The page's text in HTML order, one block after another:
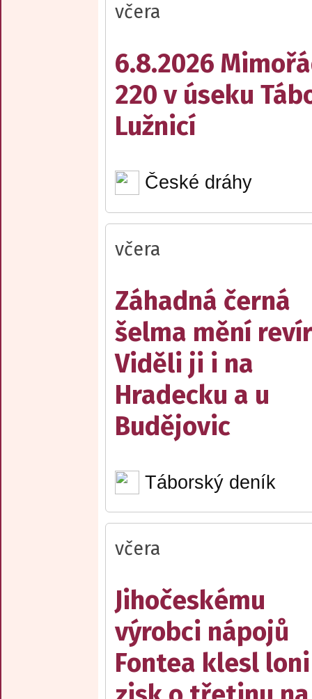
včera
6.8.2026
220 v úseku
Lužnicí
České dráhy
včera
Záhadná černá
šelma mění
Viděli ji i na
Hradecku a u
Budějovic
Táborský deník
včera
Jihočeskému
výrobci nápojů
Fontea klesl loni